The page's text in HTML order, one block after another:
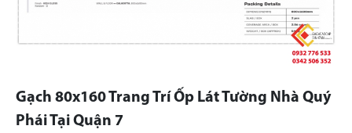
Gạch 80x160 Trang Trí Ốp Lát Tường Nhà Quý
Phái Tại Quận 7